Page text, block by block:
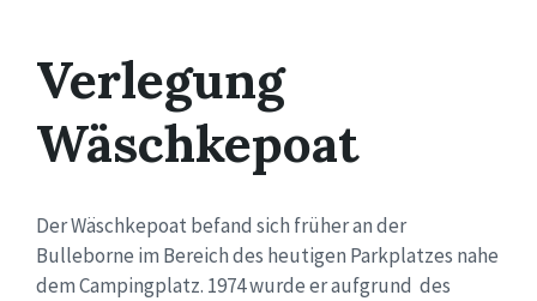
Verlegung
Wäschkepoat
Der Wäschkepoat befand sich früher an der
Bulleborne im Bereich des heutigen Parkplatzes nahe
dem Campingplatz. 1974 wurde er aufgrund des